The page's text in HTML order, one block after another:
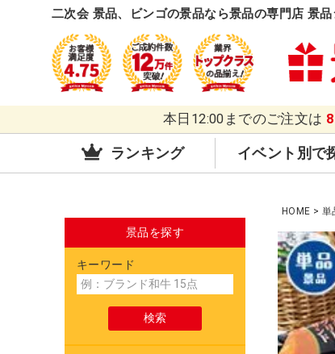
二次会 景品、ビンゴの景品なら景品の専門店 景
本日12:00までのご注文は
ランキング イベント別で
景品を探す
キーワード
HOME 単